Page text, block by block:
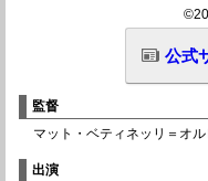
公式
監督
マット・ベティネッリ＝オ
出演